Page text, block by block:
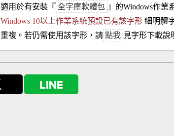
適用於有安裝『 全字庫軟體包 』的Windows作業
Windows 10以上作業系統預設已有該字形 細明體
重複。若仍需使用該字形，請 點我 見字形下載說